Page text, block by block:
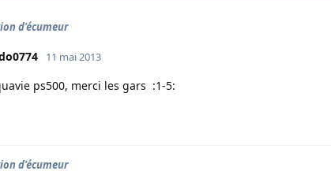
d'écumeur
11 mai 2013
ps500, merci les gars :1-5:
d'écumeur